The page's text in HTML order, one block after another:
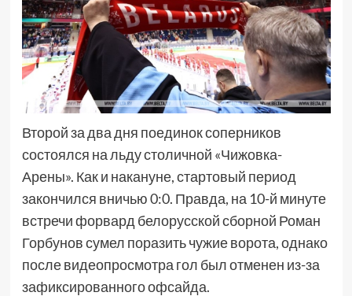
Второй за два дня поединок соперников
состоялся на льду столичной «Чижовка-
Арены». Как и накануне, стартовый период
закончился вничью 0:0. Правда, на 10-й минуте
встречи форвард белорусской сборной Роман
Горбунов сумел поразить чужие ворота, однако
после видеопросмотра гол был отменен из-за
зафиксированного офсайда.